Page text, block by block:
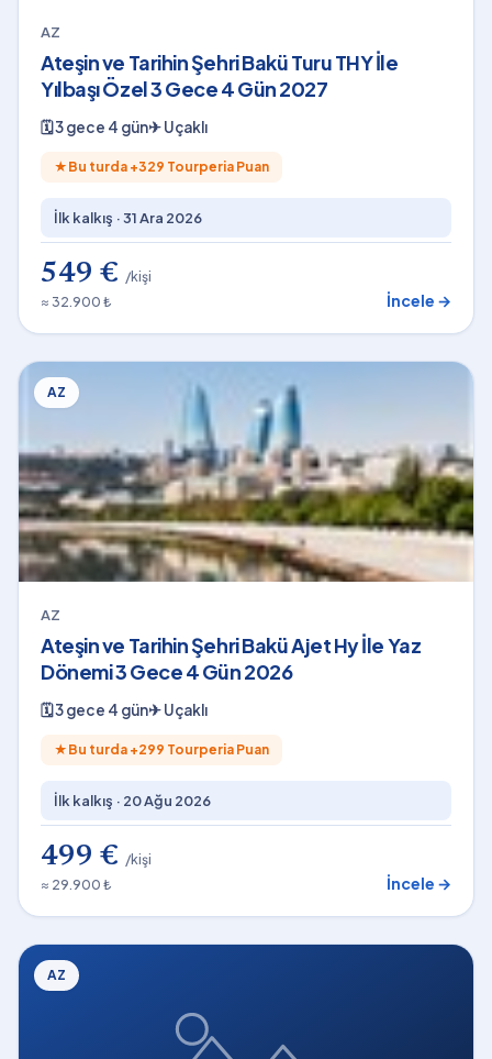
AZ
Ateşin ve Tarihin Şehri Bakü Turu THY İle
Yılbaşı Özel 3 Gece 4 Gün 2027
🗓3 gece 4 gün✈Uçaklı
★ Bu turda +329 Tourperia Puan
İlk kalkış ·31 Ara 2026
549 € /kişi
≈ 32.900 ₺
İncele →
AZ
AZ
Ateşin ve Tarihin Şehri Bakü Ajet Hy İle Yaz
Dönemi 3 Gece 4 Gün 2026
🗓3 gece 4 gün✈Uçaklı
★ Bu turda +299 Tourperia Puan
İlk kalkış · 20 Ağu 2026
499 € /kişi
≈ 29.900 ₺
İncele →
AZ